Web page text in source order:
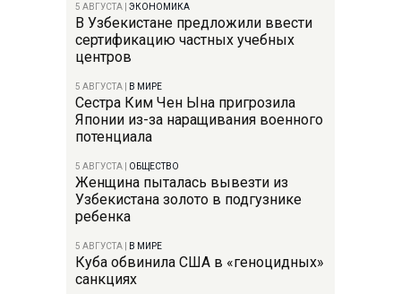
5 АВГУСТА ЭКОНОМИКА
В Узбекистане предложили ввести
сертификацию частных учебных
центров
5 АВГУСТА В МИРЕ
Сестра Ким Чен Ына пригрозила
Японии из-за наращивания военного
потенциала
5 АВГУСТА ОБЩЕСТВО
Женщина пыталась вывезти из
Узбекистана золото в подгузнике
ребенка
5 АВГУСТА В МИРЕ
Куба обвинила США в «геноцидных»
санкциях